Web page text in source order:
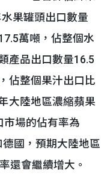
果罐頭出口數量
萬噸，佔整個水
產品出口數量16.5
佔整個果汁出口比
大陸地區濃縮蘋果
市場的佔有率為
國，預期大陸地區
還會繼續增大。